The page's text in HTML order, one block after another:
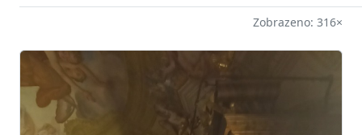
Zobrazeno: 316×